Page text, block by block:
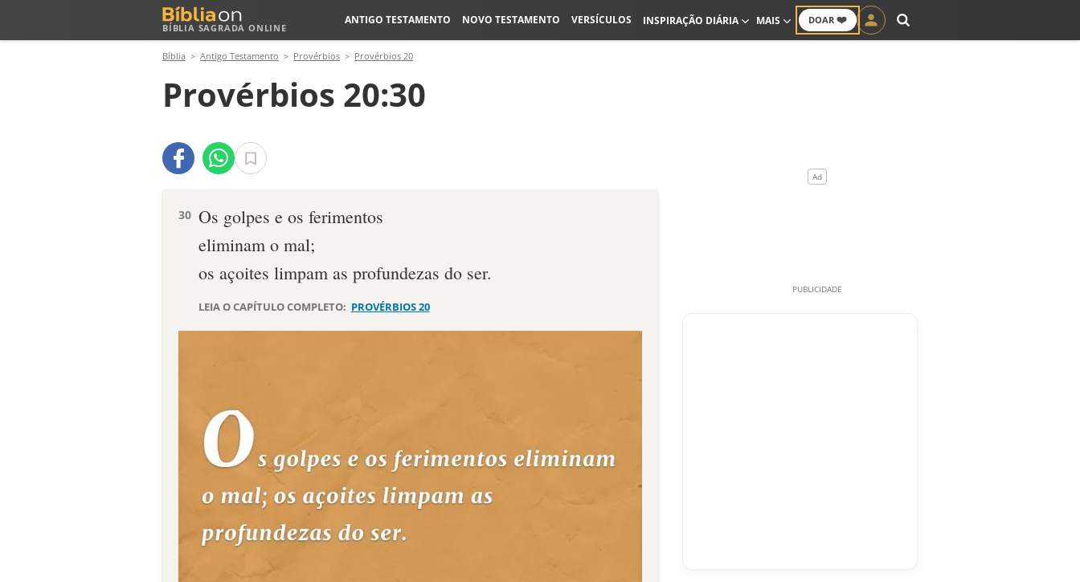
BÍBLIA SAGRADA ONLINE
DOAR ❤️
ANTIGO TESTAMENTO NOVO TESTAMENTO VERSÍCULOS INSPIRAÇÃO DIÁRIA MAIS
Bíblia Antigo Testamento Provérbios Provérbios 20
Provérbios 20:30
30 Os golpes e os ferimentos
eliminam o mal;
os açoites limpam as profundezas do ser.
LEIA O CAPÍTULO COMPLETO: PROVÉRBIOS 20